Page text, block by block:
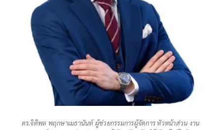
ดร.จิติพล พฤกษาเมธานันท์ ผู้ช่วยกรรมการผู้จัดการ หัวหน้าส่วน งาน